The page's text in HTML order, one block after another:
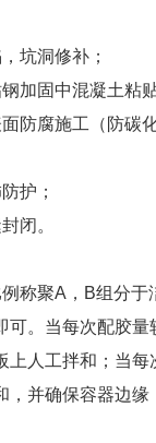
坑洞修补；
加固中混凝土粘
面防腐施工（防碳
护；
闭。
称聚A，B组分于
可。当每次配胶量
上人工拌和；当每
，并确保容器边缘